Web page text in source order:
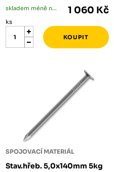
skladem méně než 5 ks 1 060 Kč
ks
SPOJOVACÍ MATERIÁL
Stav.hřeb. 5,0x140mm 5kg